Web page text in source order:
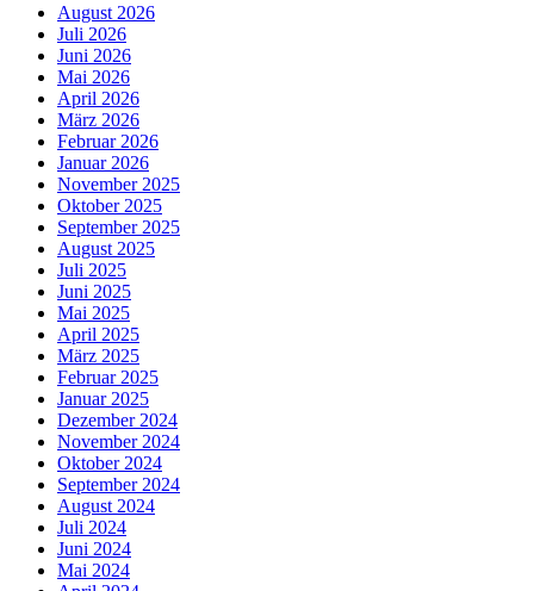
August 2026
Juli 2026
Juni 2026
Mai 2026
April 2026
März 2026
Februar 2026
Januar 2026
November 2025
Oktober 2025
September 2025
August 2025
Juli 2025
Juni 2025
Mai 2025
April 2025
März 2025
Februar 2025
Januar 2025
Dezember 2024
November 2024
Oktober 2024
September 2024
August 2024
Juli 2024
Juni 2024
Mai 2024